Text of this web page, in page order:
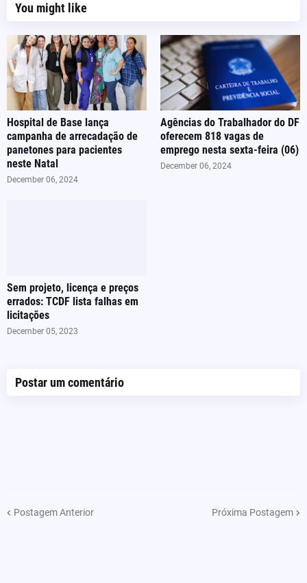
You might like
Hospital de Base lança
campanha de arrecadação de
panetones para pacientes
neste Natal
December 06, 2024
Agências do Trabalhador do DF
oferecem 818 vagas de
emprego nesta sexta-feira (06)
December 06, 2024
Sem projeto, licença e preços
errados: TCDF lista falhas em
licitações
December 05, 2023
Postar um comentário
Postagem Anterior Próxima Postagem